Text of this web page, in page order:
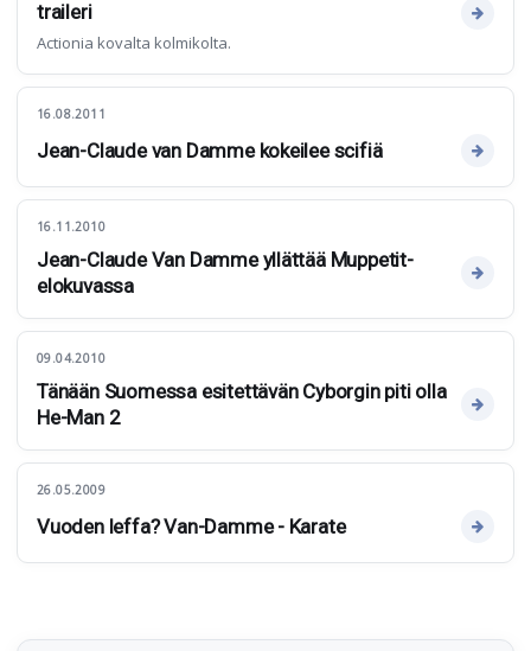
traileri
Actionia kovalta kolmikolta.
16.08.2011
Jean-Claude van Damme kokeilee scifiä
16.11.2010
Jean-Claude Van Damme yllättää Muppetit-
elokuvassa
09.04.2010
Tänään Suomessa esitettävän Cyborgin piti olla
He-Man 2
26.05.2009
Vuoden leffa? Van-Damme - Karate